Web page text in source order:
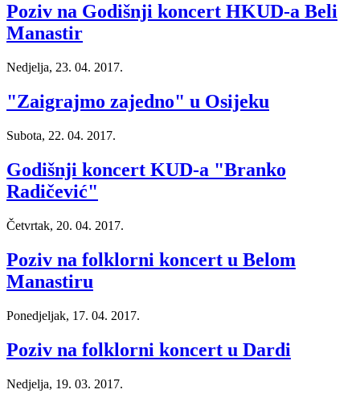
Poziv na Godišnji koncert HKUD-a Beli
Manastir
Nedjelja, 23. 04. 2017.
"Zaigrajmo zajedno" u Osijeku
Subota, 22. 04. 2017.
Godišnji koncert KUD-a "Branko
Radičević"
Četvrtak, 20. 04. 2017.
Poziv na folklorni koncert u Belom
Manastiru
Ponedjeljak, 17. 04. 2017.
Poziv na folklorni koncert u Dardi
Nedjelja, 19. 03. 2017.